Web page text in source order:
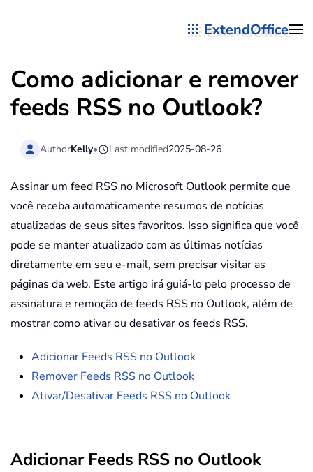
ExtendOffice
Como adicionar e remover
feeds RSS no Outlook?
AuthorKelly• Last modified2025-08-26
Assinar um feed RSS no Microsoft Outlook permite que
você receba automaticamente resumos de notícias
atualizadas de seus sites favoritos. Isso significa que você
pode se manter atualizado com as últimas notícias
diretamente em seu e-mail, sem precisar visitar as
páginas da web. Este artigo irá guiá-lo pelo processo de
assinatura e remoção de feeds RSS no Outlook, além de
mostrar como ativar ou desativar os feeds RSS.
Adicionar Feeds RSS no Outlook
Remover Feeds RSS no Outlook
Ativar/Desativar Feeds RSS no Outlook
Adicionar Feeds RSS no Outlook